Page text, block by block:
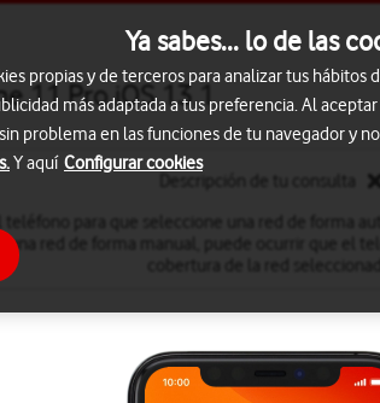
11 Pro iOS 13.1
una red de forma manual, puede ocurrir que el
Ya sabes... lo de las
propias y de terceros para analizar tus hábitos
más adaptada a tus preferencia. Al
problema en las funciones de tu navegador y
Y aquí Configurar cookies